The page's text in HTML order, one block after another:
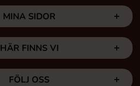
MINA SIDOR
HÄR FINNS VI
FÖLJ OSS